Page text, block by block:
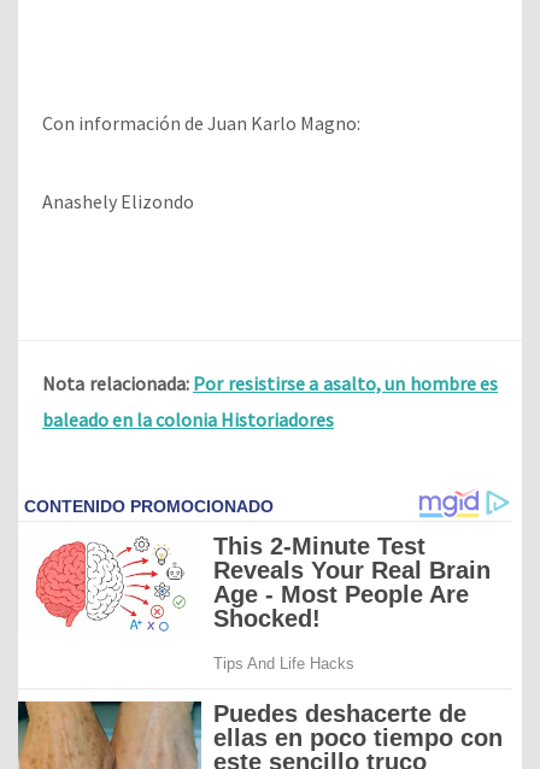
Con información de Juan Karlo Magno:
Anashely Elizondo
Nota relacionada: Por resistirse a asalto, un hombre es
baleado en la colonia Historiadores